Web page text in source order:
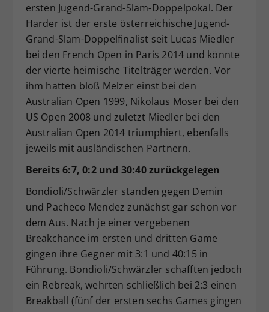
ersten Jugend-Grand-Slam-Doppelpokal. Der
Harder ist der erste österreichische Jugend-
Grand-Slam-Doppelfinalist seit Lucas Miedler
bei den French Open in Paris 2014 und könnte
der vierte heimische Titelträger werden. Vor
ihm hatten bloß Melzer einst bei den
Australian Open 1999, Nikolaus Moser bei den
US Open 2008 und zuletzt Miedler bei den
Australian Open 2014 triumphiert, ebenfalls
jeweils mit ausländischen Partnern.
Bereits 6:7, 0:2 und 30:40 zurückgelegen
Bondioli/Schwärzler standen gegen Demin
und Pacheco Mendez zunächst gar schon vor
dem Aus. Nach je einer vergebenen
Breakchance im ersten und dritten Game
gingen ihre Gegner mit 3:1 und 40:15 in
Führung. Bondioli/Schwärzler schafften jedoch
ein Rebreak, wehrten schließlich bei 2:3 einen
Breakball (fünf der ersten sechs Games gingen